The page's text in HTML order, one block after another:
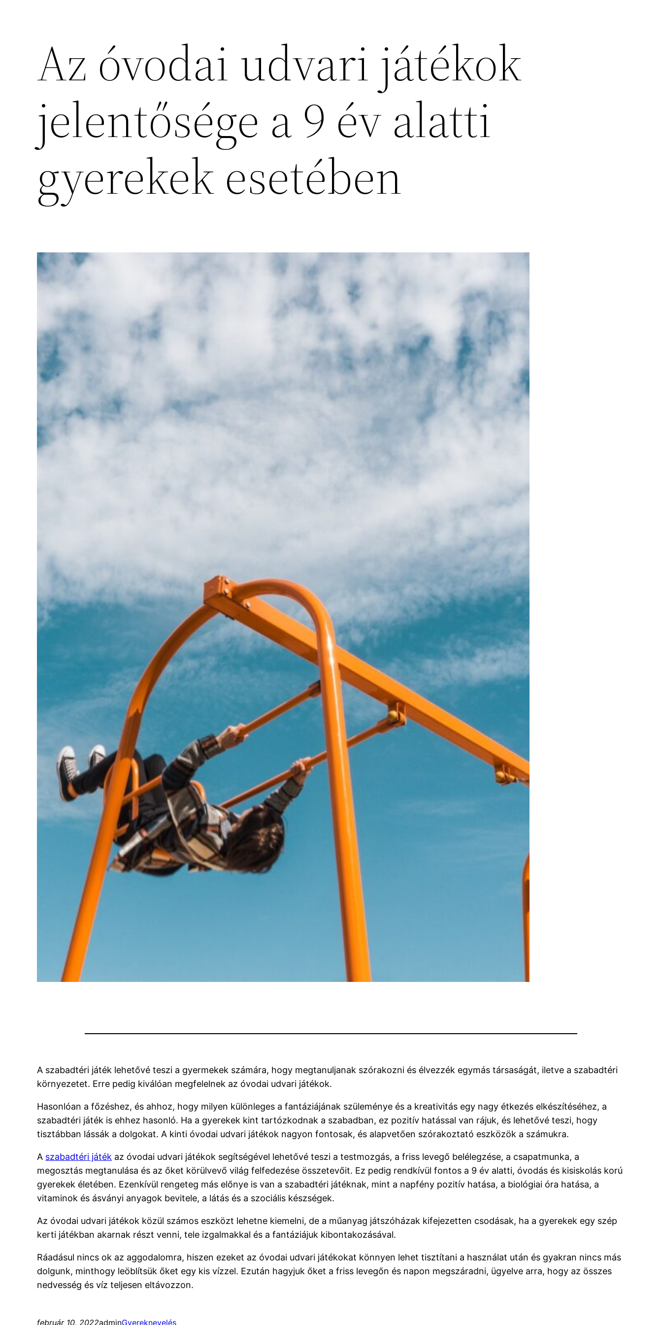
Az óvodai udvari játékok
jelentősége a 9 év alatti
gyerekek esetében
A szabadtéri játék lehetővé teszi a gyermekek számára, hogy megtanuljanak szórakozni és élvezzék egymás társaságát, iletve a szabadtéri
környezetet. Erre pedig kiválóan megfelelnek az óvodai udvari játékok.
Hasonlóan a főzéshez, és ahhoz, hogy milyen különleges a fantáziájának szüleménye és a kreativitás egy nagy étkezés elkészítéséhez, a
szabadtéri játék is ehhez hasonló. Ha a gyerekek kint tartózkodnak a szabadban, ez pozitív hatással van rájuk, és lehetővé teszi, hogy
tisztábban lássák a dolgokat. A kinti óvodai udvari játékok nagyon fontosak, és alapvetően szórakoztató eszközök a számukra.
A szabadtéri játék az óvodai udvari játékok segítségével lehetővé teszi a testmozgás, a friss levegő belélegzése, a csapatmunka, a
megosztás megtanulása és az őket körülvevő világ felfedezése összetevőit. Ez pedig rendkívül fontos a 9 év alatti, óvodás és kisiskolás korú
gyerekek életében. Ezenkívül rengeteg más előnye is van a szabadtéri játéknak, mint a napfény pozitív hatása, a biológiai óra hatása, a
vitaminok és ásványi anyagok bevitele, a látás és a szociális készségek.
Az óvodai udvari játékok közül számos eszközt lehetne kiemelni, de a műanyag játszóházak kifejezetten csodásak, ha a gyerekek egy szép
kerti játékban akarnak részt venni, tele izgalmakkal és a fantáziájuk kibontakozásával.
Ráadásul nincs ok az aggodalomra, hiszen ezeket az óvodai udvari játékokat könnyen lehet tisztítani a használat után és gyakran nincs más
dolgunk, minthogy leöblítsük őket egy kis vízzel. Ezután hagyjuk őket a friss levegőn és napon megszáradni, ügyelve arra, hogy az összes
nedvesség és víz teljesen eltávozzon.
február 10, 2022adminGyereknevelés